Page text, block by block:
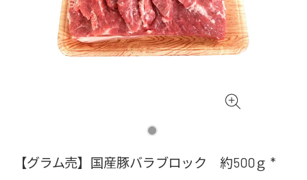
【グラム売】国産豚バラブロック 約500ｇ *